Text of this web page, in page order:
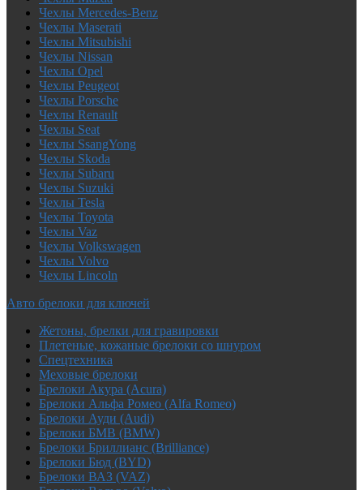
Чехлы Mercedes-Benz
Чехлы Maserati
Чехлы Mitsubishi
Чехлы Nissan
Чехлы Opel
Чехлы Peugeot
Чехлы Porsche
Чехлы Renault
Чехлы Seat
Чехлы SsangYong
Чехлы Skoda
Чехлы Subaru
Чехлы Suzuki
Чехлы Tesla
Чехлы Toyota
Чехлы Vaz
Чехлы Volkswagen
Чехлы Volvo
Чехлы Lincoln
Авто брелоки для ключей
Жетоны, брелки для гравировки
Плетеные, кожаные брелоки со шнуром
Спецтехника
Меховые брелоки
Брелоки Акура (Acura)
Брелоки Альфа Ромео (Alfa Romeo)
Брелоки Ауди (Audi)
Брелоки БМВ (BMW)
Брелоки Бриллианс (Brilliance)
Брелоки Бюд (BYD)
Брелоки ВАЗ (VAZ)